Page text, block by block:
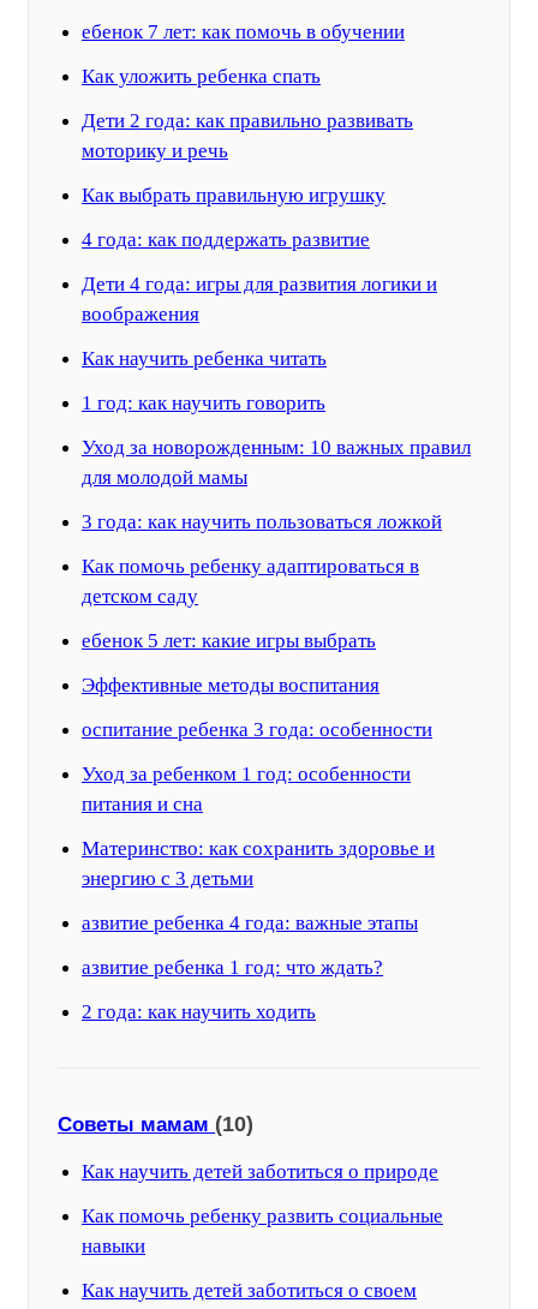
ебенок 7 лет: как помочь в обучении
Как уложить ребенка спать
Дети 2 года: как правильно развивать
моторику и речь
Как выбрать правильную игрушку
4 года: как поддержать развитие
Дети 4 года: игры для развития логики и
воображения
Как научить ребенка читать
1 год: как научить говорить
Уход за новорожденным: 10 важных правил
для молодой мамы
3 года: как научить пользоваться ложкой
Как помочь ребенку адаптироваться в
детском саду
ебенок 5 лет: какие игры выбрать
Эффективные методы воспитания
оспитание ребенка 3 года: особенности
Уход за ребенком 1 год: особенности
питания и сна
Материнство: как сохранить здоровье и
энергию с 3 детьми
азвитие ребенка 4 года: важные этапы
азвитие ребенка 1 год: что ждать?
2 года: как научить ходить
Советы мамам (10)
Как научить детей заботиться о природе
Как помочь ребенку развить социальные
навыки
Как научить детей заботиться о своем